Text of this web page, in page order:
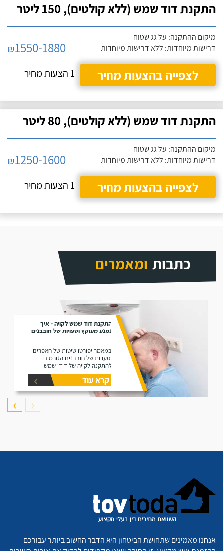
התקנת דוד שמש (ללא קולטים), 150 ליטר
מיקום ההתקנה: על גג שטוח
דרישות מיוחדות: ללא דרישות מיוחדות
₪1550-1880
לצפייה בהצעות מחיר
1 הצעות מחיר
התקנת דוד שמש (ללא קולטים), 80 ליטר
מיקום ההתקנה: על גג שטוח
דרישות מיוחדות: ללא דרישות מיוחדות
₪1250-1600
לצפייה בהצעות מחיר
1 הצעות מחיר
כתבות ומאמרים
התקנת דוד שמש לקויה - איך
נמנע מעוקץ וטעויות של חובבנים
במאמר יפורטו שיטות של חאפרים
וטעויות של חובבנים הגורמים
להתקנה לקויה של דודי שמש
קרא עוד
❮
❯
אנחנו מאמינים שתחושת הביטחון היא הדבר החשוב ביותר עבורכם